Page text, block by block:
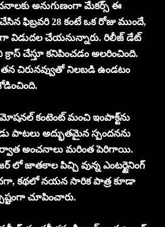
అనుగుణంగా మేకర్స్ ఈ
ఫిబ్రవరి 28 కంటే ఒక రోజు ముందే,
విడుదల చేయనున్నారు. రిలీజ్ డేట్
క్రాస్ చేస్తూ కనిపించడం అలరించింది.
చిరునవ్వుతో నిలబడి ఉండటం
కంటెంట్ మంచి ఇంపాక్ట్‌ను
పాటలు అద్భుతమైన స్పందనను
అంచనాలు మరింత పెరిగాయి.
లో జాతకాల పిచ్చి వున్న ఎంటర్టైనింగ్
కథలో నయన సారిక పాత్ర కూడా
చూపించారు.